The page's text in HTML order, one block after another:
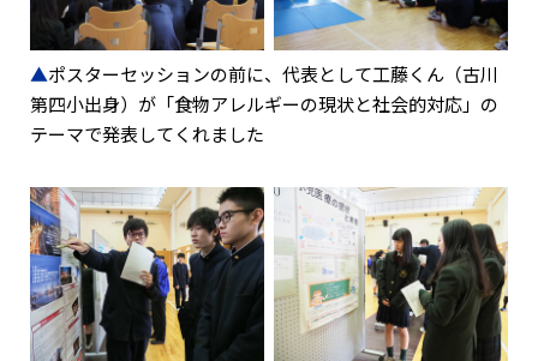
▲ポスターセッションの前に、代表として工藤くん（古川
第四小出身）が「食物アレルギーの現状と社会的対応」の
テーマで発表してくれました